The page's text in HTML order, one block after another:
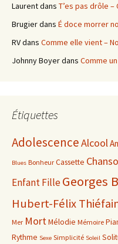
Laurentdans T’es pas drôle –
Brugierdans É doce morrer
RVdans Comme elle vient –
Johnny Boyerdans Comme
Étiquettes
AdolescenceAlcool
Blues Bonheur Cassette
EnfantFilleGeorges
Hubert-Félix
Mer MortMélodie Mémoire
Rythme Sexe Simplicité Soleil